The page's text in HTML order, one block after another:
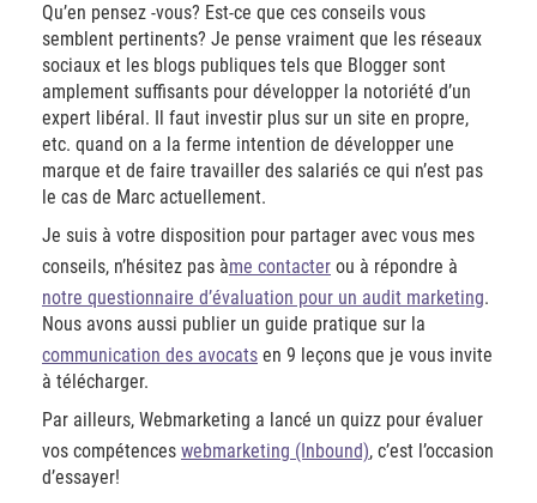
Qu’en pensez -vous? Est-ce que ces conseils vous
semblent pertinents? Je pense vraiment que les réseaux
sociaux et les blogs publiques tels que Blogger sont
amplement suffisants pour développer la notoriété d’un
expert libéral. Il faut investir plus sur un site en propre,
etc. quand on a la ferme intention de développer une
marque et de faire travailler des salariés ce qui n’est pas
le cas de Marc actuellement.
Je suis à votre disposition pour partager avec vous mes
conseils, n’hésitez pas àme contacter ou à répondre à
notre questionnaire d’évaluation pour un audit marketing.
Nous avons aussi publier un guide pratique sur la
communication des avocats en 9 leçons que je vous invite
à télécharger.
Par ailleurs, Webmarketing a lancé un quizz pour évaluer
vos compétences webmarketing (Inbound), c’est l’occasion
d’essayer!